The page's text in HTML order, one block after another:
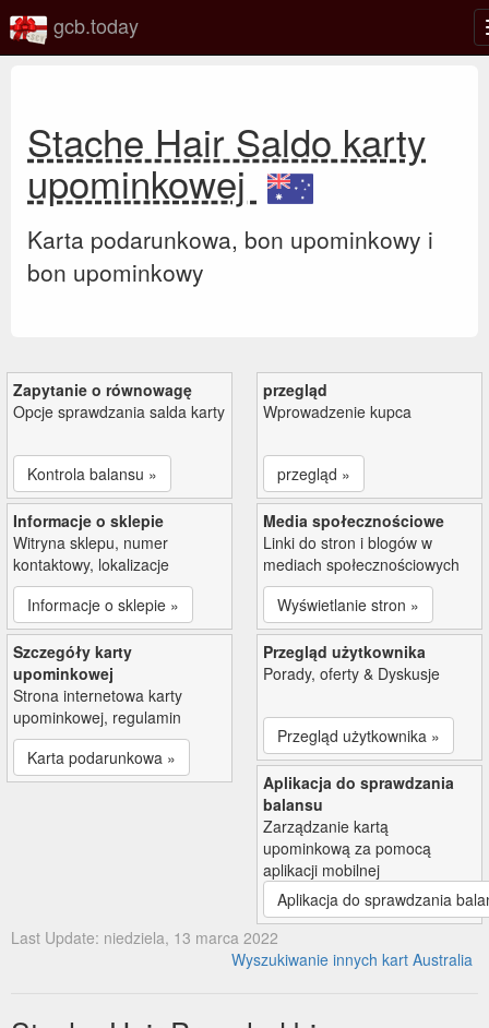
gcb.today
Stache Hair Saldo karty
upominkowej
Karta podarunkowa, bon upominkowy i
bon upominkowy
Zapytanie o równowagę
Opcje sprawdzania salda karty
Kontrola balansu »
przegląd
Wprowadzenie kupca
przegląd »
Informacje o sklepie
Witryna sklepu, numer
kontaktowy, lokalizacje
Informacje o sklepie »
Media społecznościowe
Linki do stron i blogów w
mediach społecznościowych
Wyświetlanie stron »
Szczegóły karty
upominkowej
Strona internetowa karty
upominkowej, regulamin
Karta podarunkowa »
Przegląd użytkownika
Porady, oferty & Dyskusje
Przegląd użytkownika »
Aplikacja do sprawdzania
balansu
Zarządzanie kartą
upominkową za pomocą
aplikacji mobilnej
Aplikacja do sprawdzania
Last Update: niedziela, 13 marca 2022
Wyszukiwanie innych kart Australia